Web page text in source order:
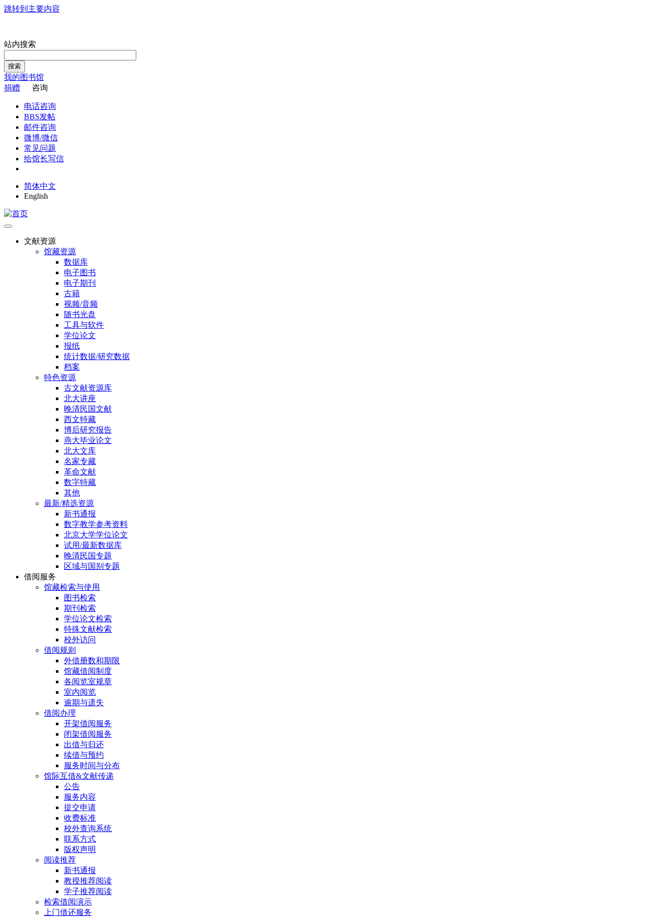
跳转到主要内容
站内搜索
搜索
我的图书馆
捐赠
咨询
电话咨询
BBS发帖
邮件咨询
微博/微信
常见问题
给馆长写信
简体中文
English
文献资源
馆藏资源
数据库
电子图书
电子期刊
古籍
视频/音频
随书光盘
工具与软件
学位论文
报纸
统计数据/研究数据
档案
特色资源
古文献资源库
北大讲座
晚清民国文献
西文特藏
博后研究报告
燕大毕业论文
北大文库
名家专藏
革命文献
数字特藏
其他
最新/精选资源
新书通报
数字教学参考资料
北京大学学位论文
试用/最新数据库
晚清民国专题
区域与国别专题
借阅服务
馆藏检索与使用
图书检索
期刊检索
学位论文检索
特殊文献检索
校外访问
借阅规则
外借册数和期限
馆藏借阅制度
各阅览室规章
室内阅览
逾期与遗失
借阅办理
开架借阅服务
闭架借阅服务
出借与归还
续借与预约
服务时间与分布
馆际互借&文献传递
公告
服务内容
提交申请
收费标准
校外查询系统
联系方式
版权声明
阅读推荐
新书通报
教授推荐阅读
学子推荐阅读
检索借阅演示
上门借还服务